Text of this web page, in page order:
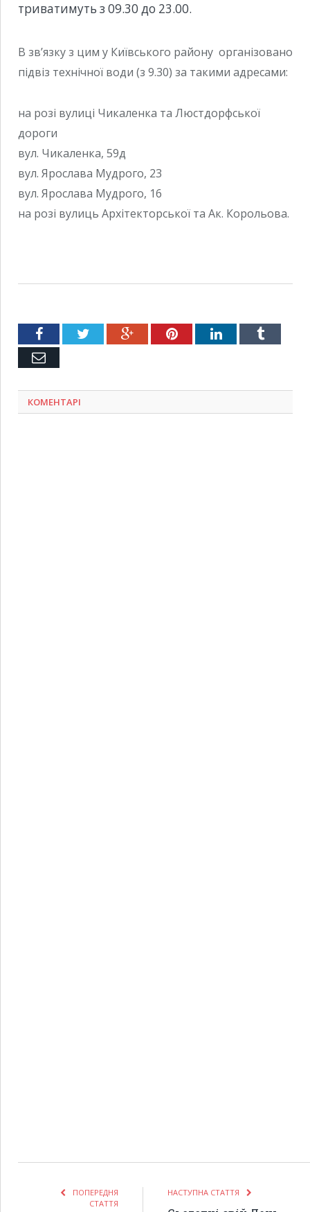
триватимуть з 09.30 до 23.00.
В зв’язку з цим у Київського району організовано
підвіз технічної води (з 9.30) за такими адресами:
на розі вулиці Чикаленка та Люстдорфської
дороги
вул. Чикаленка, 59д
вул. Ярослава Мудрого, 23
вул. Ярослава Мудрого, 16
на розі вулиць Архітекторської та Ак. Корольова.
FacebookTwitter Google+PinterestLinkedInTumblr
Емейл
КОМЕНТАРІ
ПОПЕРЕДНЯ
СТАТТЯ
НАСТУПНА СТАТТЯ